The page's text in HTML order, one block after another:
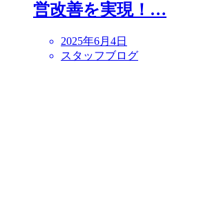
営改善を実現！…
2025年6月4日
スタッフブログ